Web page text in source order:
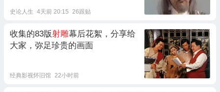
史论人生 4天前 20:15 26跟贴
收集的83版射雕幕后花絮，分享给
大家，弥足珍贵的画面
经典影视怀旧馆 22小时前